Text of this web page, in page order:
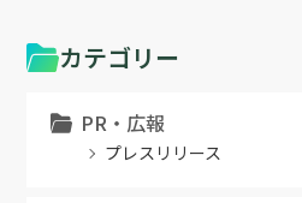
カテゴリー
PR・広報
プレスリリース